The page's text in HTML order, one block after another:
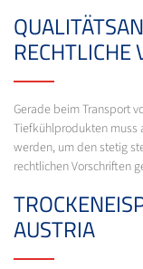
RECHTLICHE
Gerade beim Transport
Tiefkühlprodukten muss
werden, um den stetig
rechtlichen Vorschriften
AUSTRIA